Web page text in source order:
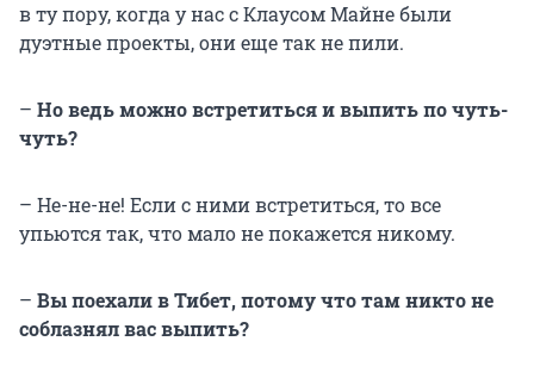
в ту пору, когда у нас с Клаусом Майне были
дуэтные проекты, они еще так не пили.
– Но ведь можно встретиться и выпить по чуть-
чуть?
– Не-не-не! Если с ними встретиться, то все
упьются так, что мало не покажется никому.
– Вы поехали в Тибет, потому что там никто не
соблазнял вас выпить?